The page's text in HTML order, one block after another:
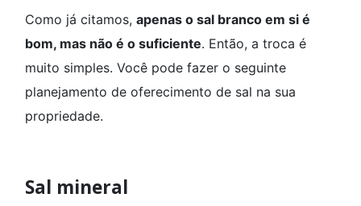
Como já citamos, apenas o sal branco em si é
bom, mas não é o suficiente. Então, a troca é
muito simples. Você pode fazer o seguinte
planejamento de oferecimento de sal na sua
propriedade.
Sal mineral